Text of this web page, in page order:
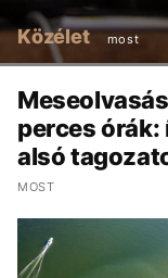
Közélet most
perces órák:
alsó
MOST